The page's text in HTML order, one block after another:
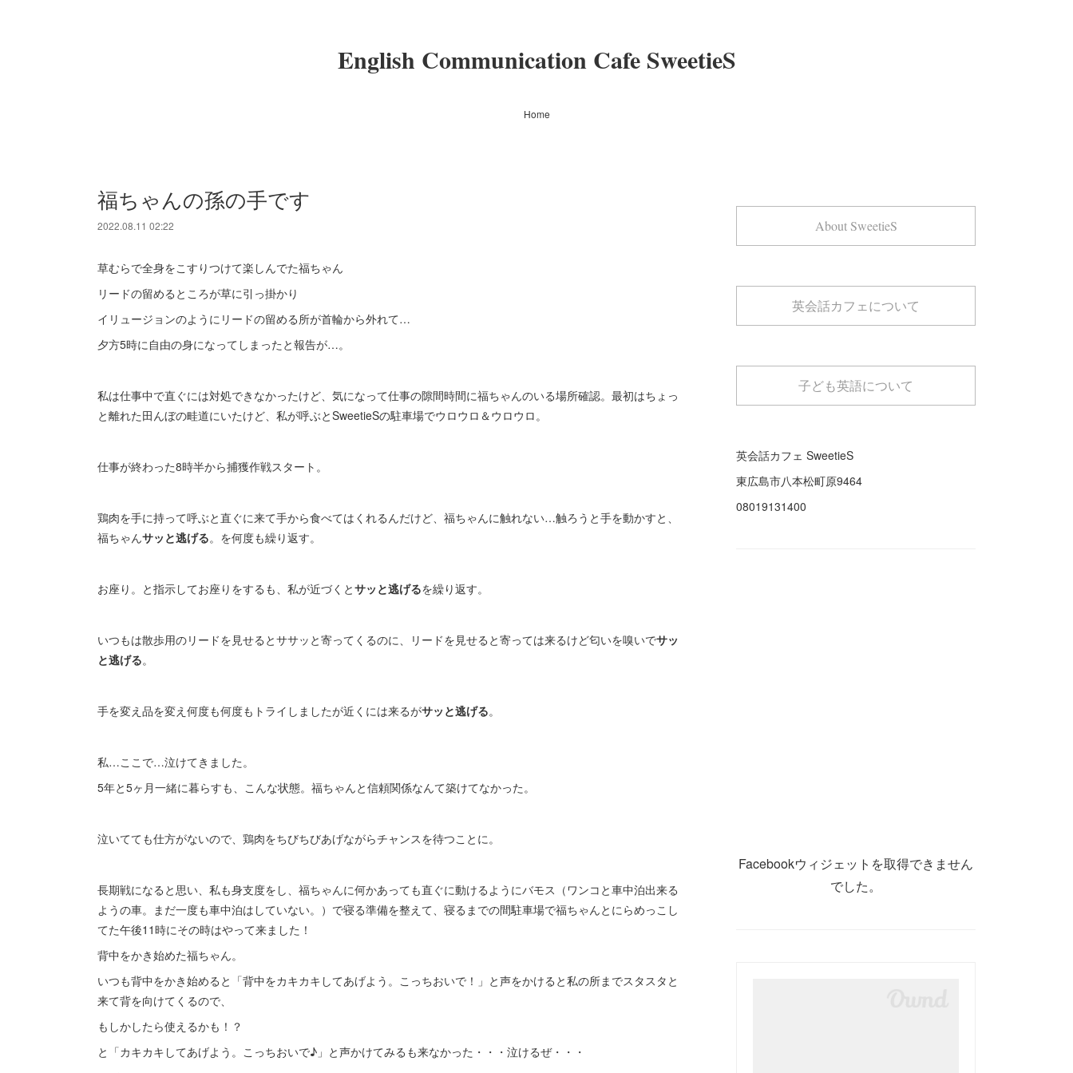
English Communication Cafe SweetieS
Home
福ちゃんの孫の手です
2022.08.11 02:22
草むらで全身をこすりつけて楽しんでた福ちゃん
リードの留めるところが草に引っ掛かり
イリュージョンのようにリードの留める所が首輪から外れて…
夕方5時に自由の身になってしまったと報告が…。
私は仕事中で直ぐには対処できなかったけど、気になって仕事の隙間時間に福ちゃんのいる場所確認。最初はちょっ
と離れた田んぼの畦道にいたけど、私が呼ぶとSweetieSの駐車場でウロウロ＆ウロウロ。
仕事が終わった8時半から捕獲作戦スタート。
鶏肉を手に持って呼ぶと直ぐに来て手から食べてはくれるんだけど、福ちゃんに触れない…触ろうと手を動かすと、
福ちゃんサッと逃げる。を何度も繰り返す。
お座り。と指示してお座りをするも、私が近づくとサッと逃げるを繰り返す。
いつもは散歩用のリードを見せるとササッと寄ってくるのに、リードを見せると寄っては来るけど匂いを嗅いでサッ
と逃げる。
手を変え品を変え何度も何度もトライしましたが近くには来るがサッと逃げる。
私…ここで…泣けてきました。
5年と5ヶ月一緒に暮らすも、こんな状態。福ちゃんと信頼関係なんて築けてなかった。
泣いてても仕方がないので、鶏肉をちびちびあげながらチャンスを待つことに。
長期戦になると思い、私も身支度をし、福ちゃんに何かあっても直ぐに動けるようにバモス（ワンコと車中泊出来る
ようの車。まだ一度も車中泊はしていない。）で寝る準備を整えて、寝るまでの間駐車場で福ちゃんとにらめっこし
てた午後11時にその時はやって来ました！
背中をかき始めた福ちゃん。
いつも背中をかき始めると「背中をカキカキしてあげよう。こっちおいで！」と声をかけると私の所までスタスタと
来て背を向けてくるので、
もしかしたら使えるかも！？
と「カキカキしてあげよう。こっちおいで♪」と声かけてみるも来なかった・・・泣けるぜ・・・
About SweetieS
英会話カフェについて
子ども英語について
英会話カフェ SweetieS
東広島市八本松町原9464
08019131400
Facebookウィジェットを取得できません
でした。